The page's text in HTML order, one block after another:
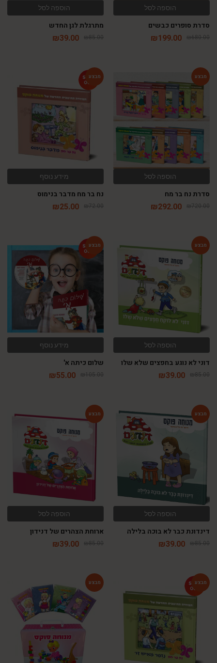
הוספה לסל
סדרת סופרים כבשים
₪680.00
₪199.00
הוספה לסל
מתרגלת לגן החדש
₪85.00
₪39.00
הוספה לסל
סדרת נח בר מח
₪720.00
₪292.00
מידע נוסף
נח בר מח מדבר בנימוס
₪72.00
₪25.00
הוספה לסל
דוני לא נוגע בחפצים שלא שלו
₪85.00
₪39.00
מידע נוסף
שלום כיתה א'
₪105.00
₪55.00
הוספה לסל
דינדונת כבר לא בוכה בלילה
₪85.00
₪39.00
הוספה לסל
ארוחת הצהרים של דנידון
₪85.00
₪39.00